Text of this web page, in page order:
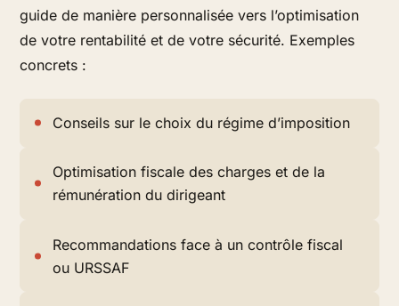
guide de manière personnalisée vers l’optimisation
de votre rentabilité et de votre sécurité. Exemples
concrets :
Conseils sur le choix du régime d’imposition
Optimisation fiscale des charges et de la
rémunération du dirigeant
Recommandations face à un contrôle fiscal
ou URSSAF